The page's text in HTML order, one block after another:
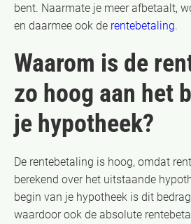
bent. Naarmate je meer afbetaalt,
en daarmee ook de rentebetaling.
Waarom is de
zo hoog aan het
je hypotheek?
De rentebetaling is hoog, omdat
berekend over het uitstaande
begin van je hypotheek is dit
waardoor ook de absolute